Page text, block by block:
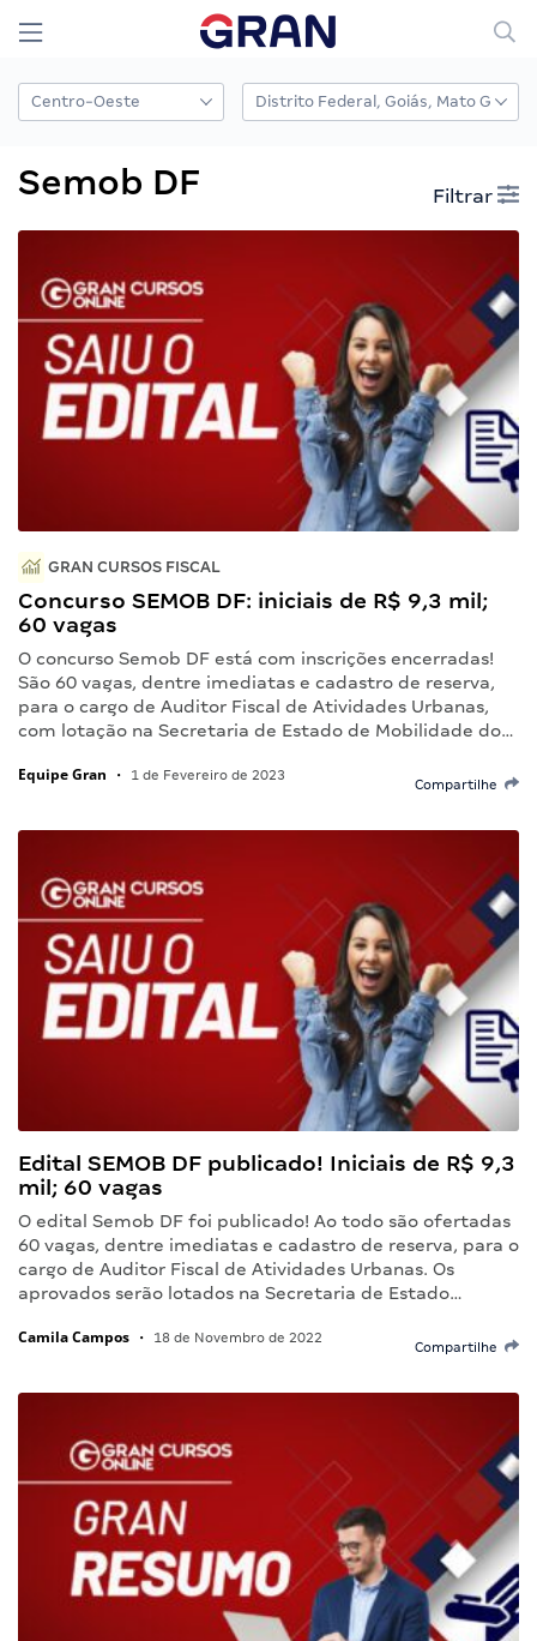
Semob DF Filtrar
GRAN CURSOS FISCAL
Concurso SEMOB DF: iniciais de R$ 9,3 mil;
60 vagas
O concurso Semob DF está com inscrições encerradas!
São 60 vagas, dentre imediatas e cadastro de reserva,
para o cargo de Auditor Fiscal de Atividades Urbanas,
com lotação na Secretaria de Estado de Mobilidade do…
Equipe Gran • 1 de Fevereiro de 2023
Compartilhe
Edital SEMOB DF publicado! Iniciais de R$ 9,3
mil; 60 vagas
O edital Semob DF foi publicado! Ao todo são ofertadas
60 vagas, dentre imediatas e cadastro de reserva, para o
cargo de Auditor Fiscal de Atividades Urbanas. Os
aprovados serão lotados na Secretaria de Estado…
Camila Campos • 18 de Novembro de 2022
Compartilhe